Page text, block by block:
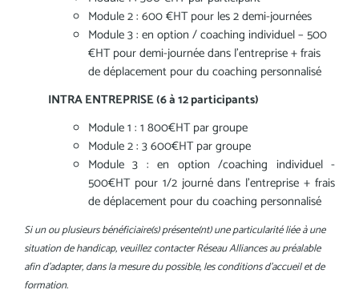
Module 2 : 600 €HT pour les 2 demi-journées
Module 3 : en option / coaching individuel – 500
€HT pour demi-journée dans l’entreprise + frais
de déplacement pour du coaching personnalisé
INTRA ENTREPRISE (6 à 12 participants)
Module 1 : 1 800€HT par groupe
Module 2 : 3 600€HT par groupe
Module 3 : en option /coaching individuel -
500€HT pour 1/2 journé dans l'entreprise + frais
de déplacement pour du coaching personnalisé
Si un ou plusieurs bénéficiaire(s) présente(nt) une particularité liée à une
situation de handicap, veuillez contacter Réseau Alliances au préalable
afin d’adapter, dans la mesure du possible, les conditions d’accueil et de
formation.